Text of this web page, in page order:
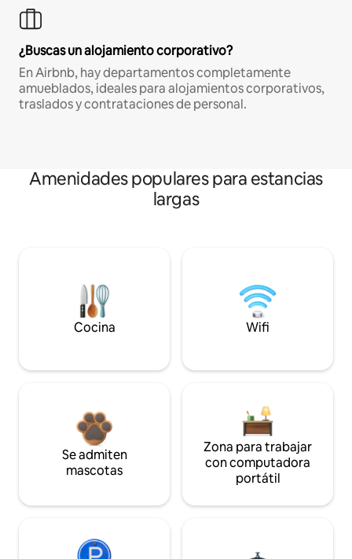
¿Buscas un alojamiento corporativo?
En Airbnb, hay departamentos completamente
amueblados, ideales para alojamientos corporativos,
traslados y contrataciones de personal.
Amenidades populares para estancias
largas
Cocina Wifi
Se admiten
mascotas
Zona para trabajar
con computadora
portátil